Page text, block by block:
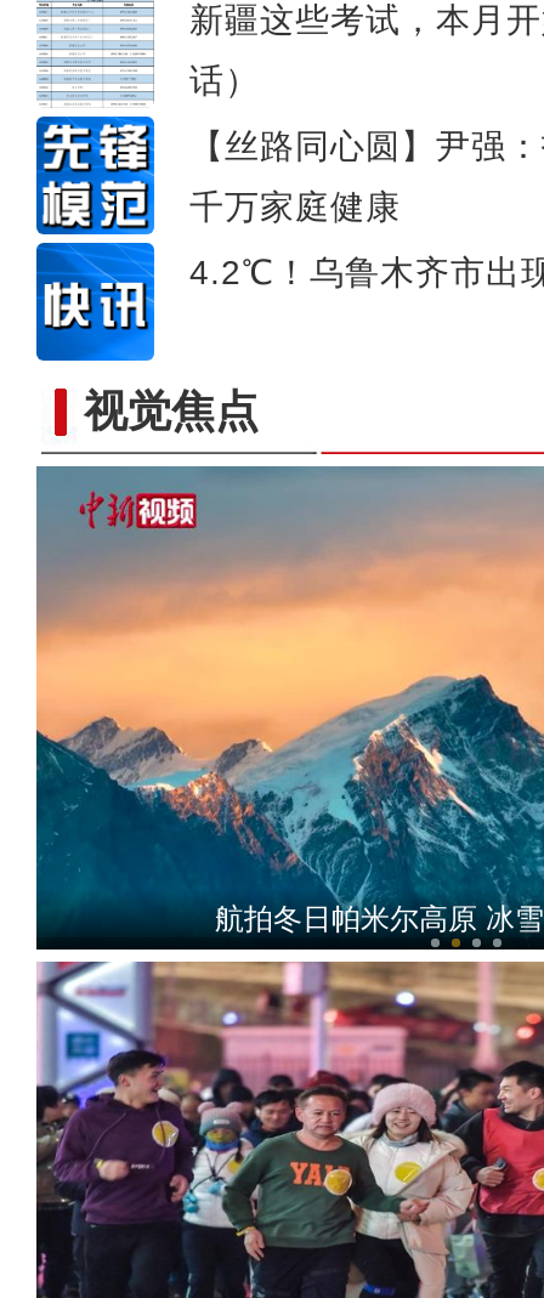
新疆这些考试，本月
话）
【丝路同心圆】尹强
千万家庭健康
4.2℃！乌鲁木齐市出
视觉焦点“阿克苏是个好地方·四季
航拍冬日帕米尔高原 冰